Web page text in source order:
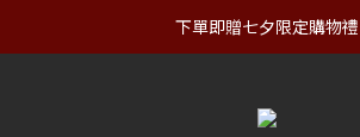
下單即贈七夕限定購物禮